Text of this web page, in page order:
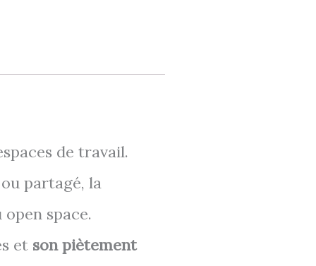
de travail.
partagé, la
space.
et son piètement